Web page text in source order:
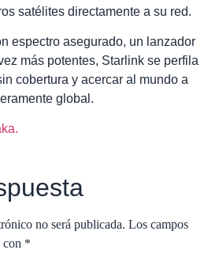
satélites directamente a su red.
espectro asegurado, un lanzador
más potentes, Starlink se perfila
cobertura y acercar al mundo a
global.
no será publicada. Los campos
con *